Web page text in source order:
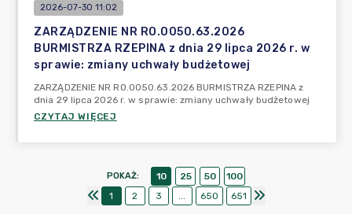
2026-07-30 11:02
ZARZĄDZENIE NR RO.0050.63.2026
BURMISTRZA RZEPINA z dnia 29 lipca 2026 r. w
sprawie: zmiany uchwały budżetowej
ZARZĄDZENIE NR RO.0050.63.2026 BURMISTRZA RZEPINA z
dnia 29 lipca 2026 r. w sprawie: zmiany uchwały budżetowej
CZYTAJ WIĘCEJ
POKAŻ: 10 25 50
100
1
2 3 ... 650 651